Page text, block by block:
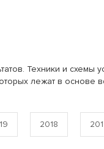
Техники и схемы
лежат в основе
2018